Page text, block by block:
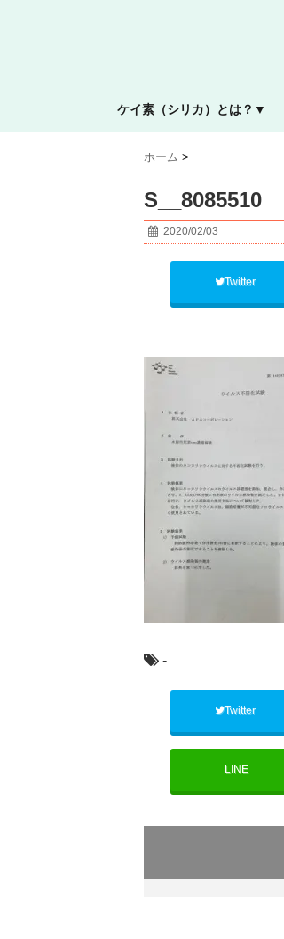
ケイ素（シリカ）とは？▼
ホーム >
S__8085510
2020/02/03
Twitter
-
Twitter
LINE